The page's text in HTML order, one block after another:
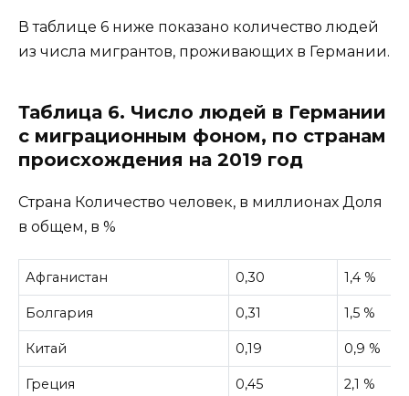
В таблице 6 ниже показано количество людей
из числа мигрантов, проживающих в Германии.
Таблица 6. Число людей в Германии
с миграционным фоном, по странам
происхождения на 2019 год
Страна Количество человек, в миллионах Доля
в общем, в %
Афганистан 0,30 1,4 %
Болгария 0,31 1,5 %
Китай 0,19 0,9 %
Греция 0,45 2,1 %